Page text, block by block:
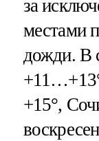
за
местами
дожди. В
+15°,